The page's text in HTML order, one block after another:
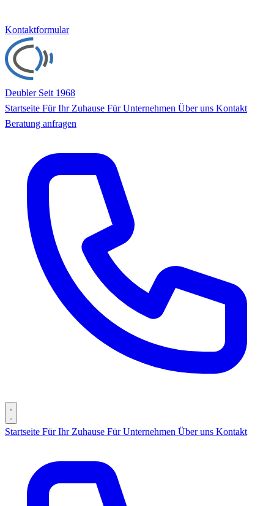
Kontaktformular
Deubler Seit 1968
Startseite Für Ihr Zuhause Für Unternehmen Über uns Kontakt
Beratung anfragen
Startseite Für Ihr Zuhause Für Unternehmen Über uns Kontakt